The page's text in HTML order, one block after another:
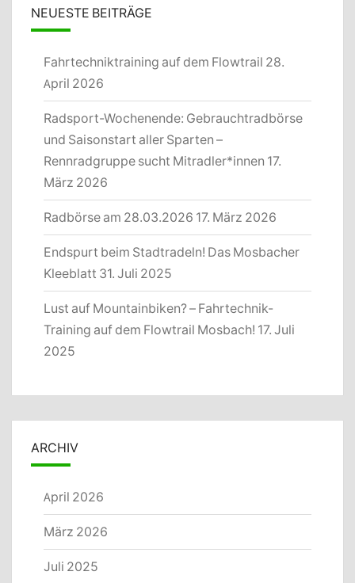
NEUESTE BEITRÄGE
Fahrtechniktraining auf dem Flowtrail 28.
April 2026
Radsport-Wochenende: Gebrauchtradbörse
und Saisonstart aller Sparten –
Rennradgruppe sucht Mitradler*innen 17.
März 2026
Radbörse am 28.03.2026 17. März 2026
Endspurt beim Stadtradeln! Das Mosbacher
Kleeblatt 31. Juli 2025
Lust auf Mountainbiken? – Fahrtechnik-
Training auf dem Flowtrail Mosbach! 17. Juli
2025
ARCHIV
April 2026
März 2026
Juli 2025